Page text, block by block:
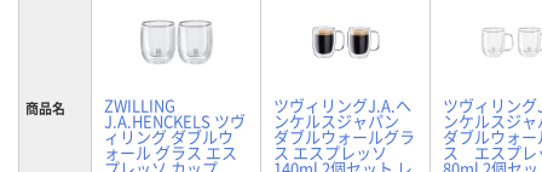
商品名 ZWILLING
J.A.HENCKELS ツヴ
ィリング ダブルウ
ォール グラス エス
ツヴィリングJ.A.ヘ
ンケルスジャパン
ダブルウォールグラ
ス エスプレッソ
ツヴィリン
ンケルスジャ
ダブルウォ
ス エスプレ